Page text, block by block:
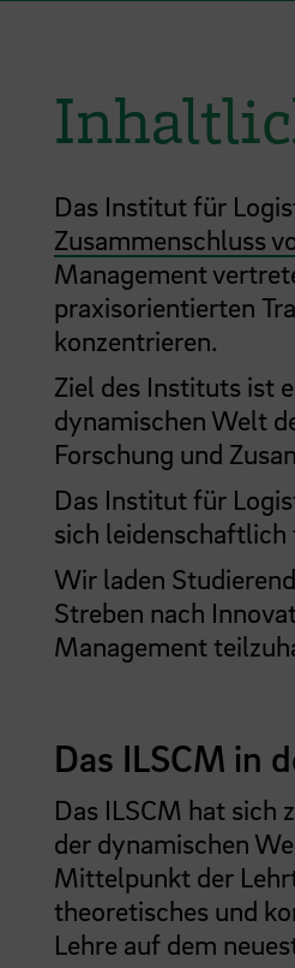
Das Institut für
Zusammenschluss
Management
praxisorientierten
konzentrieren.
Ziel des Instituts ist
dynamischen Welt
Forschung und
Das Institut für
sich leidenschaftlich
Wir laden
Streben nach
Management
Das ILSCM in
Das ILSCM hat sich
der dynamischen
Mittelpunkt der
theoretisches und
Lehre auf dem